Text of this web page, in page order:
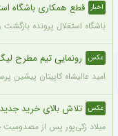
اخبار قطع همکاری باشگاه
باشگاه استقلال پرونده
عکس رونمایی تیم مطرح
امید عالیشاه کاپیتان پیشین
عکس تلاش بالای خرید
میلاد زکی‌پور پس از مصدومیت